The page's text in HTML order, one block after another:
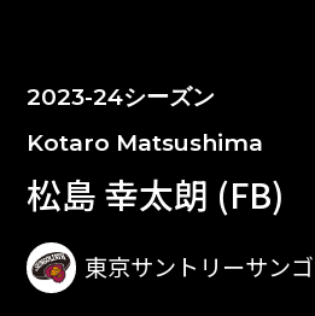
2023-24シーズン
Kotaro Matsushima
松島 幸太朗 (FB)
東京サントリーサン